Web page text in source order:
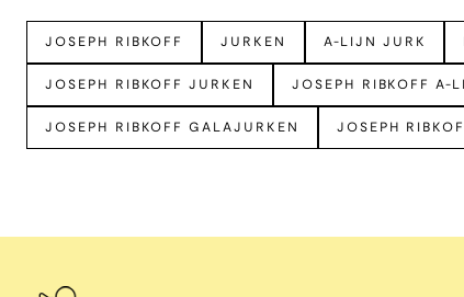
JOSEPH RIBKOFF JURKEN A-LIJN JURK
JOSEPH RIBKOFF JURKEN JOSEPH RIBKOFF A-
JOSEPH RIBKOFF GALAJURKEN JOSEPH